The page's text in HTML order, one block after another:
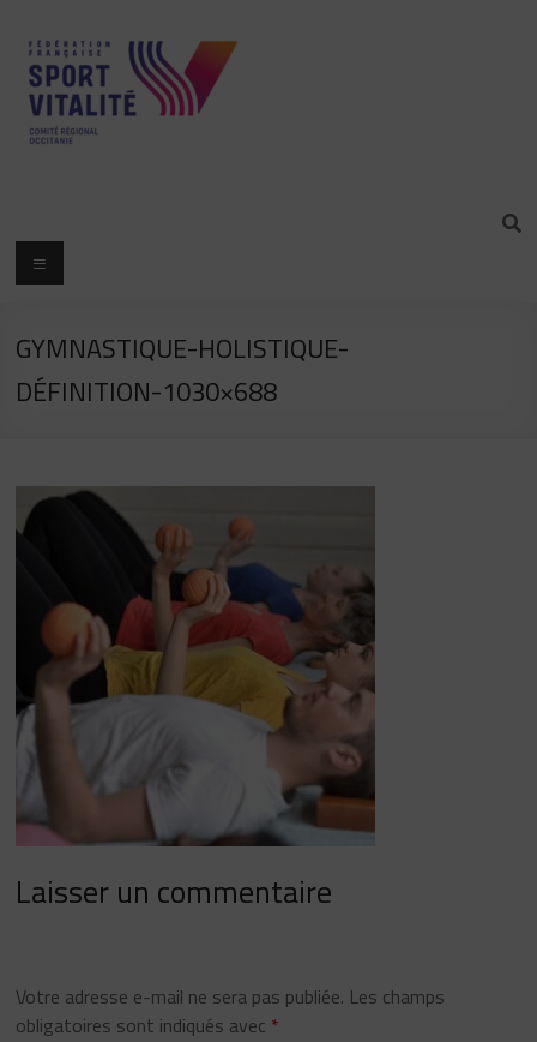
GYMNASTIQUE-HOLISTIQUE-
DÉFINITION-1030×688
Laisser un commentaire
Votre adresse e-mail ne sera pas publiée. Les champs
obligatoires sont indiqués avec *